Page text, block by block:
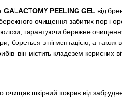
GALACTOMY PEELING GEL від
очищення забитих пор і
гарантуючи бережне
бореться з пігментацією, а
він містить кладезем корисних
очищає шкірний покрив від